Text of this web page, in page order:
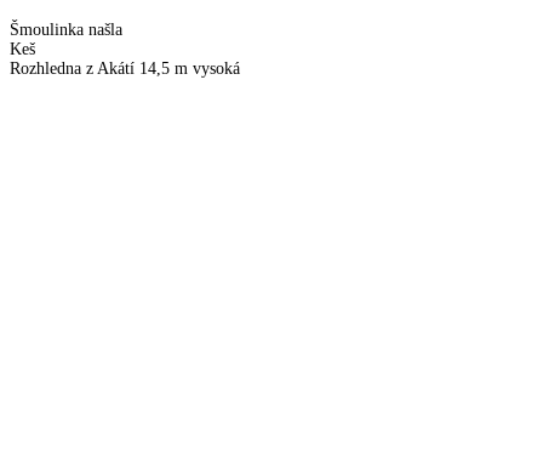
Šmoulinka našla
Rozhledna z Akátí 14,5 m vysoká